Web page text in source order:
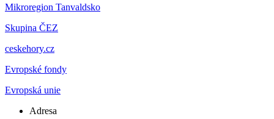
Mikroregion Tanvaldsko
Skupina ČEZ
ceskehory.cz
Evropské fondy
Evropská unie
Adresa